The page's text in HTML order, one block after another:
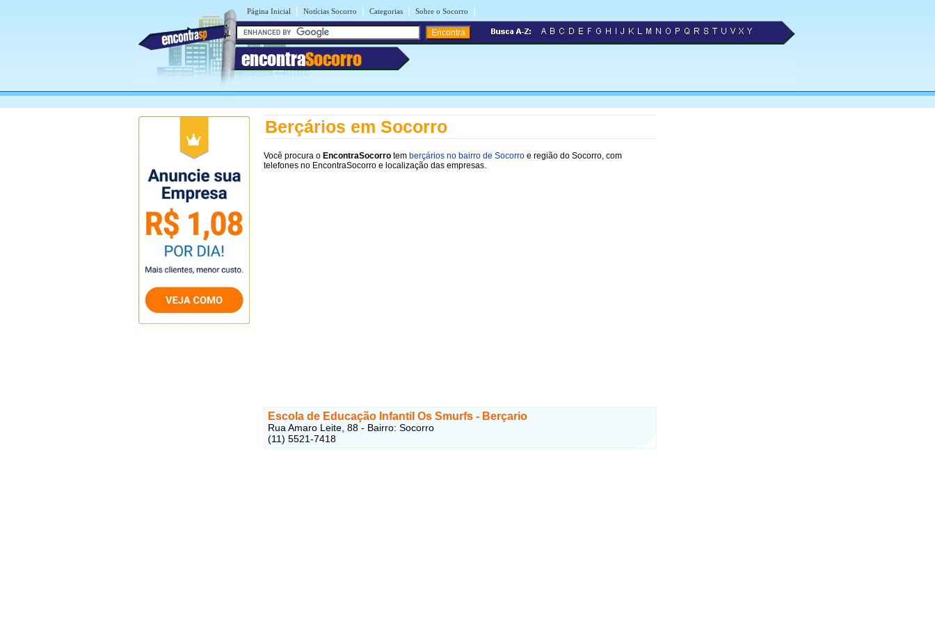
Página Inicial | Notícias Socorro | Categorias | Sobre o Socorro |
encontraSocorro
Berçários em Socorro
Você procura o EncontraSocorro tem berçários no bairro de Socorro e região do Socorro, com
telefones no EncontraSocorro e localização das empresas.
Escola de Educação Infantil Os Smurfs - Berçario
Rua Amaro Leite, 88 - Bairro: Socorro
(11) 5521-7418